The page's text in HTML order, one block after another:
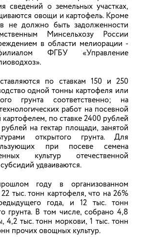
июле он достойно представил
на нескольких конкурсах
уровня.
области по итогам
отбора 14 фермеров
на развитие
первого отбора получателей
возмещение части затрат
хозяйства. Средства
поддержки в рамках
проекта «Развитие малого
14 фермеров.
гостей посетили
сведений о земельных участках,
овощи и картофель. Кроме
не должно быть задолженности
Минсельхозу России
в области мелиорации -
ФГБУ «Управление
по ставкам 150 и 250
одной тонны картофеля или
грунта соответственно; на
работ на посевной
по ставке 2400 рублей
на гектар площади, занятой
открытого грунта. Для
при посеве семена
культур отечественной
удваиваются.
году в организованном
тыс. тонн картофеля, что на 26%
года, и 12 тыс. тонн
грунта. В том числе, собрано 4,8
4,2 тыс. тонн моркови, 1 тыс. тонн
прочих овощных культур.